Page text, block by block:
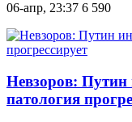
06-апр, 23:37 6 590
Невзоров: Путин
патология